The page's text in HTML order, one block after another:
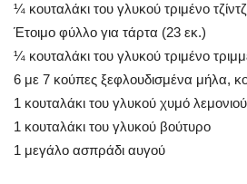
¼ κουταλάκι του γλυκού τριμένο
Έτοιμο φύλλο για τάρτα (23 εκ.)
¼ κουταλάκι του γλυκού τριμένο
6 με 7 κούπες ξεφλουδισμένα μήλα,
1 κουταλάκι του γλυκού χυμό λεμονιού
1 κουταλάκι του γλυκού βούτυρο
1 μεγάλο ασπράδι αυγού